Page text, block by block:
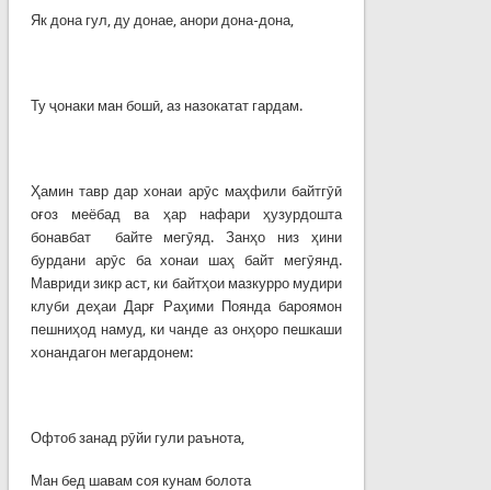
Як дона гул, ду донае, анори дона-дона,
Ту ҷонаки ман бошӣ, аз назокатат гардам.
Ҳамин тавр дар хонаи арӯс маҳфили байтгӯӣ
оғоз меёбад ва ҳар нафари ҳузурдошта
бонавбат байте мегӯяд. Занҳо низ ҳини
бурдани арӯс ба хонаи шаҳ байт мегӯянд.
Мавриди зикр аст, ки байтҳои мазкурро мудири
клуби деҳаи Дарғ Раҳими Поянда бароямон
пешниҳод намуд, ки чанде аз онҳоро пешкаши
хонандагон мегардонем:
Офтоб занад рӯйи гули раънота,
Ман бед шавам соя кунам болота